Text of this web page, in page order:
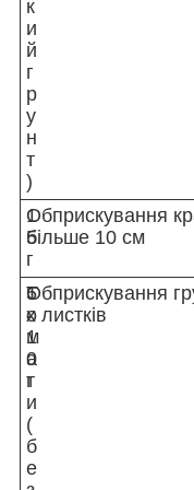
к
и
й
г
р
у
н
т
)
1
5
г
Обприскування
більше 10 см
Т
о
м
а
т
и
(
б
е
5
-
1
0
г
Обприскування
х листків